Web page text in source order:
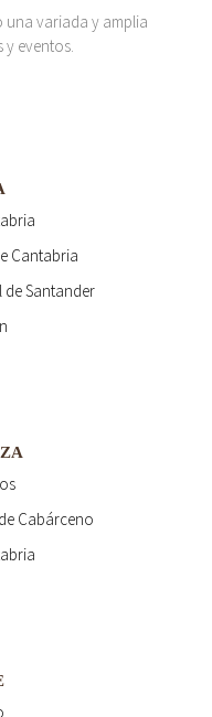
variada y amplia
eventos.
Cantabria
de Santander
Cabárceno